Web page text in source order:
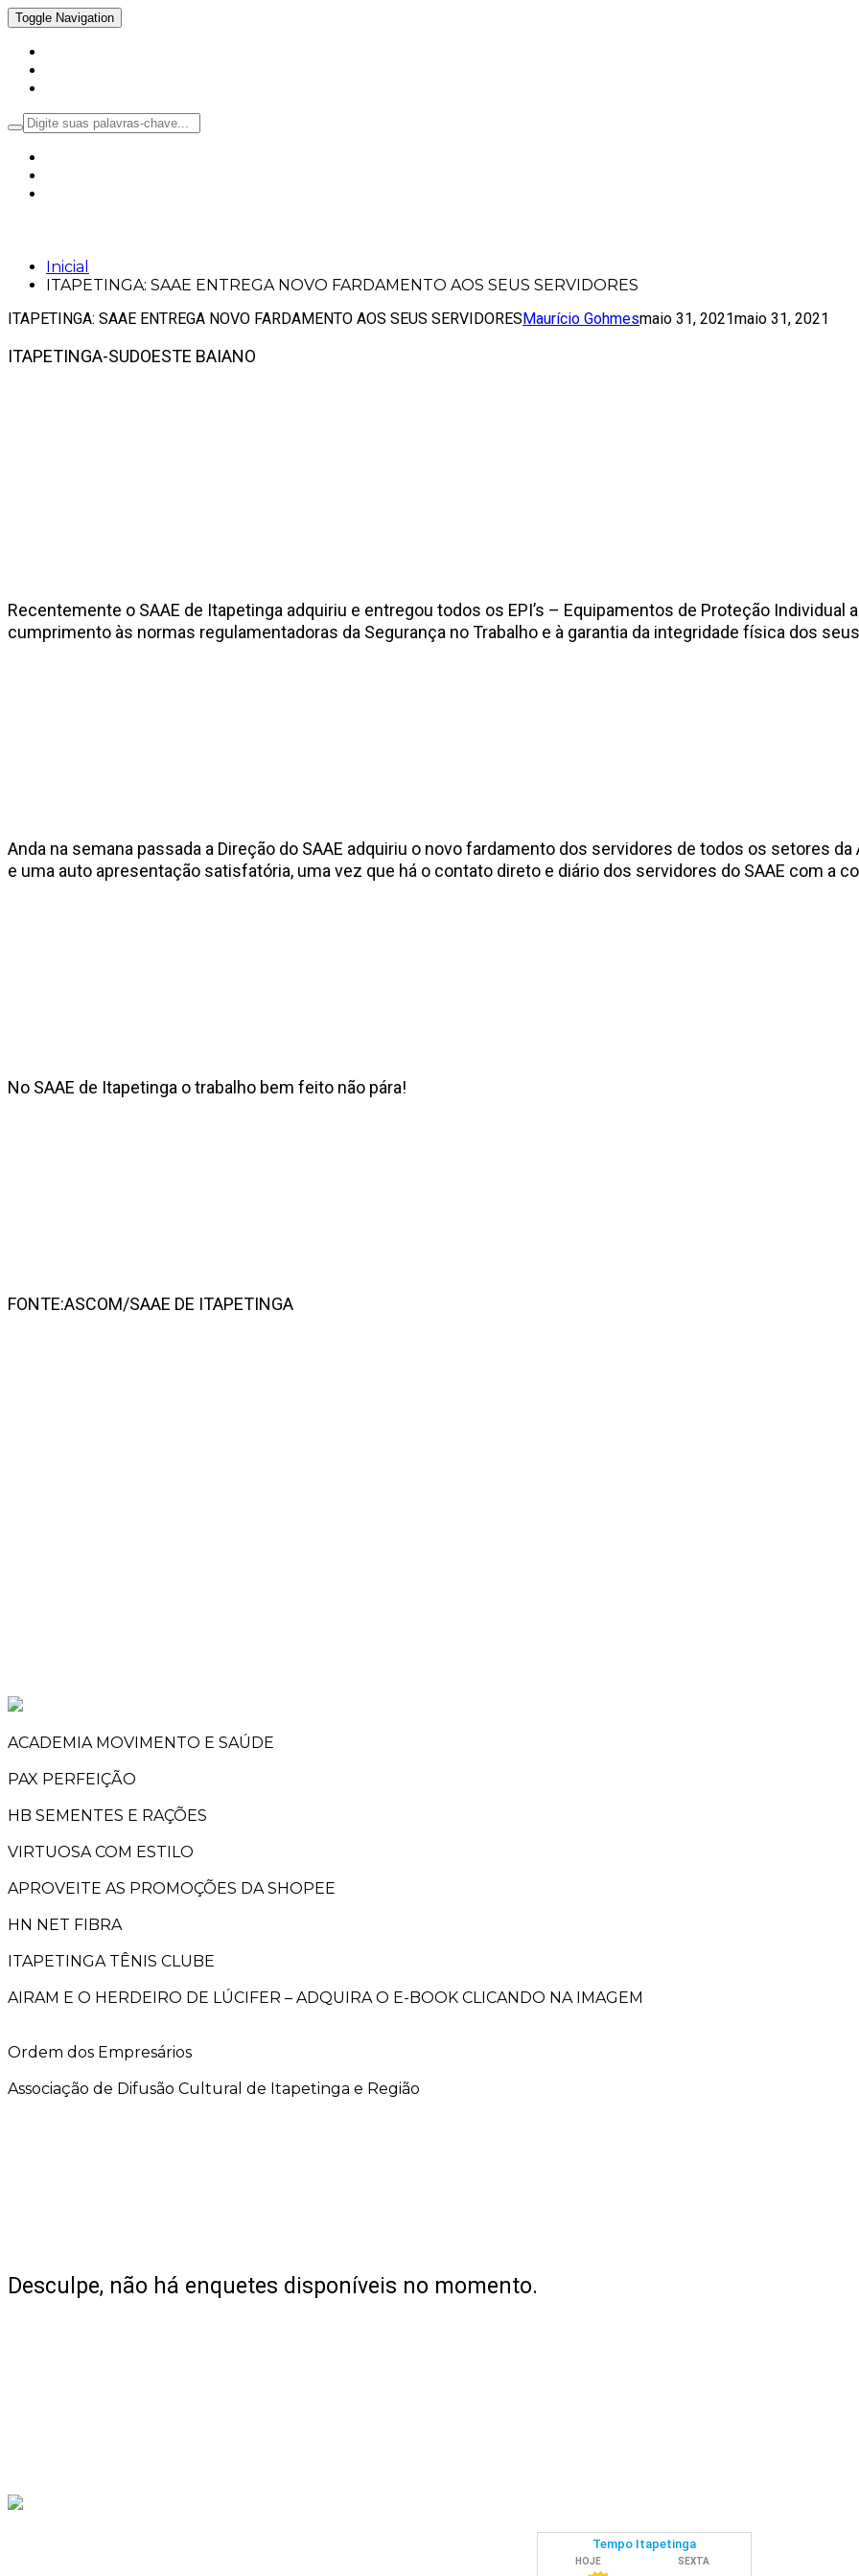
Toggle Navigation
Inicial
ITAPETINGA: SAAE ENTREGA NOVO FARDAMENTO AOS SEUS SERVIDORES
ITAPETINGA: SAAE ENTREGA NOVO FARDAMENTO AOS SEUS SERVIDORES Maurício Gohmesmaio 31, 2021maio 31, 2021
ITAPETINGA-SUDOESTE BAIANO
Recentemente o SAAE de Itapetinga adquiriu e entregou todos os EPI’s – Equipamentos de Proteção
cumprimento às normas regulamentadoras da Segurança no Trabalho e à garantia da integridade física dos
Anda na semana passada a Direção do SAAE adquiriu o novo fardamento dos servidores de todos os setores
e uma auto apresentação satisfatória, uma vez que há o contato direto e diário dos servidores do SAAE com a
No SAAE de Itapetinga o trabalho bem feito não pára!
FONTE:ASCOM/SAAE DE ITAPETINGA
ACADEMIA MOVIMENTO E SAÚDE
PAX PERFEIÇÃO
HB SEMENTES E RAÇÕES
VIRTUOSA COM ESTILO
APROVEITE AS PROMOÇÕES DA SHOPEE
HN NET FIBRA
ITAPETINGA TÊNIS CLUBE
AIRAM E O HERDEIRO DE LÚCIFER – ADQUIRA O E-BOOK CLICANDO NA IMAGEM
Ordem dos Empresários
Associação de Difusão Cultural de Itapetinga e Região
Desculpe, não há enquetes disponíveis no momento.